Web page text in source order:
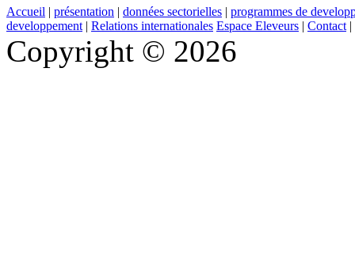
Accueil | présentation | données sectorielles | programmes de
developpement | Relations internationales Espace Eleveurs | Contact |
Copyright © 2026